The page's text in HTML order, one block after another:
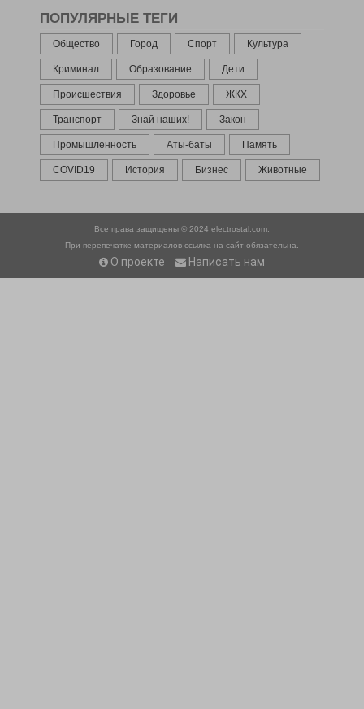
ПОПУЛЯРНЫЕ ТЕГИ
Общество Город Спорт Культура
Криминал Образование Дети
Происшествия Здоровье ЖКХ
Транспорт Знай наших! Закон
Промышленность Аты-баты Память
COVID19 История Бизнес Животные
Все права защищены © 2024 electrostal.com.
При перепечатке материалов ссылка на сайт обязательна.
О проекте Написать нам